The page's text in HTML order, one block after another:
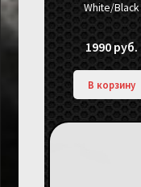
White/Black
1990 руб.
В корзину